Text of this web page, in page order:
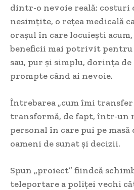
dintr-o nevoie reală: costuri
nesimțite, o rețea medicală
orașul în care locuiești
beneficii mai potrivit pentru
sau, pur și simplu, dorința
prompte când ai nevoie.
Întrebarea „cum îmi transfer
transformă, de fapt, într-un
personal în care pui pe
oameni de sunat și decizii.
Spun „proiect” fiindcă
teleportare a poliței vechi